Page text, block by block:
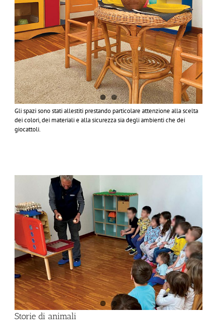
Gli spazi sono stati allestiti prestando particolare attenzione alla scelta
dei colori, dei materiali e alla sicurezza sia degli ambienti che dei
giocattoli.
Storie di animali